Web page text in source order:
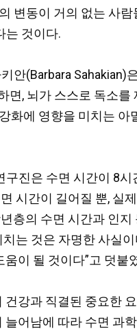
변동이 거의 없는 사
는 것이다.
안(Barbara
면, 뇌가 스스로 독소를
화에 영향을 미치는
진은 수면 시간이 8
시간이 길어질 뿐, 실
년층의 수면 시간과 인
는 것은 자명한 사실
이 될 것이다”고 덧붙
건강과 직결된 중요한
어남에 따라 수면 과